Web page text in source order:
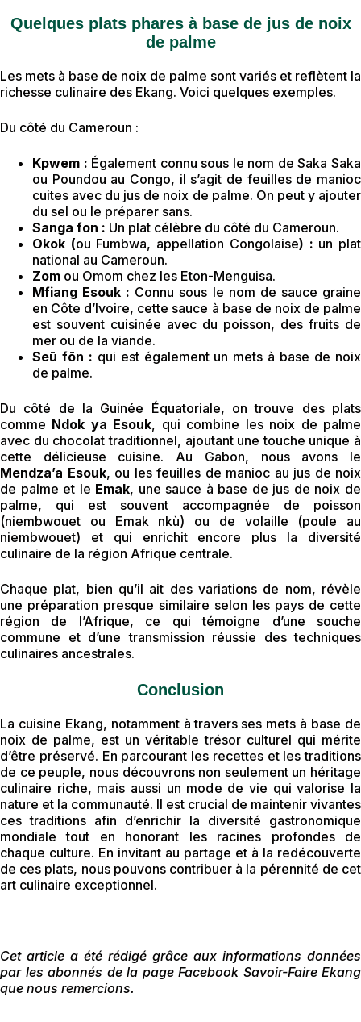
Quelques plats phares à base de jus de noix
de palme
Les mets à base de noix de palme sont variés et reflètent la
richesse culinaire des Ekang. Voici quelques exemples.
Du côté du Cameroun :
Kpwem : Également connu sous le nom de Saka Saka
ou Poundou au Congo, il s’agit de feuilles de manioc
cuites avec du jus de noix de palme. On peut y ajouter
du sel ou le préparer sans.
Sanga fon : Un plat célèbre du côté du Cameroun.
Okok (ou Fumbwa, appellation Congolaise) : un plat
national au Cameroun.
Zom ou Omom chez les Eton-Menguisa.
Mfiang Esouk : Connu sous le nom de sauce graine
en Côte d’Ivoire, cette sauce à base de noix de palme
est souvent cuisinée avec du poisson, des fruits de
mer ou de la viande.
Seū fōn : qui est également un mets à base de noix
de palme.
Du côté de la Guinée Équatoriale, on trouve des plats
comme Ndok ya Esouk, qui combine les noix de palme
avec du chocolat traditionnel, ajoutant une touche unique à
cette délicieuse cuisine. Au Gabon, nous avons le
Mendza’a Esouk, ou les feuilles de manioc au jus de noix
de palme et le Emak, une sauce à base de jus de noix de
palme, qui est souvent accompagnée de poisson
(niembwouet ou Emak nkù) ou de volaille (poule au
niembwouet) et qui enrichit encore plus la diversité
culinaire de la région Afrique centrale.
Chaque plat, bien qu’il ait des variations de nom, révèle
une préparation presque similaire selon les pays de cette
région de l’Afrique, ce qui témoigne d’une souche
commune et d’une transmission réussie des techniques
culinaires ancestrales.
Conclusion
La cuisine Ekang, notamment à travers ses mets à base de
noix de palme, est un véritable trésor culturel qui mérite
d’être préservé. En parcourant les recettes et les traditions
de ce peuple, nous découvrons non seulement un héritage
culinaire riche, mais aussi un mode de vie qui valorise la
nature et la communauté. Il est crucial de maintenir vivantes
ces traditions afin d’enrichir la diversité gastronomique
mondiale tout en honorant les racines profondes de
chaque culture. En invitant au partage et à la redécouverte
de ces plats, nous pouvons contribuer à la pérennité de cet
art culinaire exceptionnel.
Cet article a été rédigé grâce aux informations données
par les abonnés de la page Facebook Savoir-Faire Ekang
que nous remercions.